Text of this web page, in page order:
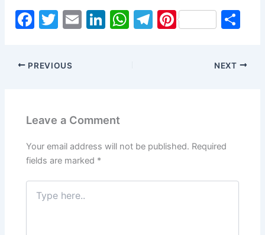
F
c
e
o
k
T
itt
er
E
Li
n
W T Pi
ar
PREVIOUS NEXT
Leave a Comment
Your email address will not be published. Required
fields are marked *
Type
here..